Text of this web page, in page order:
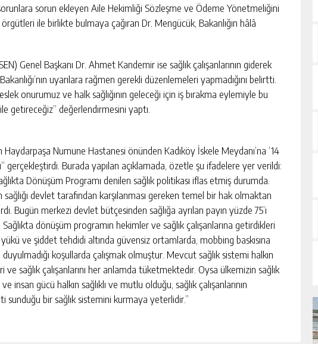
sorun ekleyen Aile Hekimliği Sözleşme ve Ödeme Yönetmeliğini
ile birlikte bulmaya çağıran Dr. Mengücük, Bakanlığın hâlâ
Genel Başkanı Dr. Ahmet Kandemir ise sağlık çalışanlarının giderek
uyarılara rağmen gerekli düzenlemeleri yapmadığını belirtti.
onurumuz ve halk sağlığının geleceği için iş bırakma eylemiyle bu
getireceğiz” değerlendirmesini yaptı.
Numune Hastanesi önünden Kadıköy İskele Meydanı’na ‘14
gerçekleştirdi. Burada yapılan açıklamada, özetle şu ifadelere yer verildi:
Dönüşüm Programı denilen sağlık politikası iflas etmiş durumda.
sağlığı devlet tarafından karşılanması gereken temel bir hak olmaktan
Bugün merkezi devlet bütçesinden sağlığa ayrılan payın yüzde 75’i
dönüşüm programın hekimler ve sağlık çalışanlarına getirdikleri
ve şiddet tehdidi altında güvensiz ortamlarda, mobbing baskısına
koşullarda çalışmak olmuştur. Mevcut sağlık sistemi halkın
ve sağlık çalışanlarını her anlamda tüketmektedir. Oysa ülkemizin sağlık
insan gücü halkın sağlıklı ve mutlu olduğu, sağlık çalışanlarının
sunduğu bir sağlık sistemini kurmaya yeterlidir.’’